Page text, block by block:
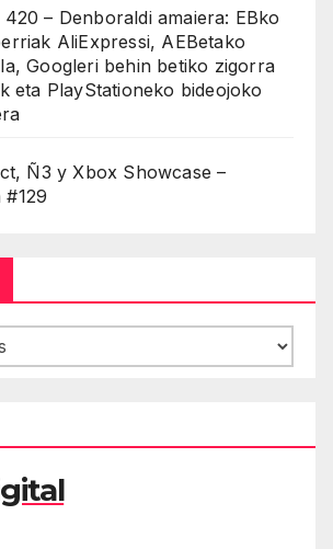
– Denboraldi amaiera: EBko
AliExpressi, AEBetako
Googleri behin betiko zigorra
eta PlayStationeko bideojoko
Ñ3 y Xbox Showcase –
#129